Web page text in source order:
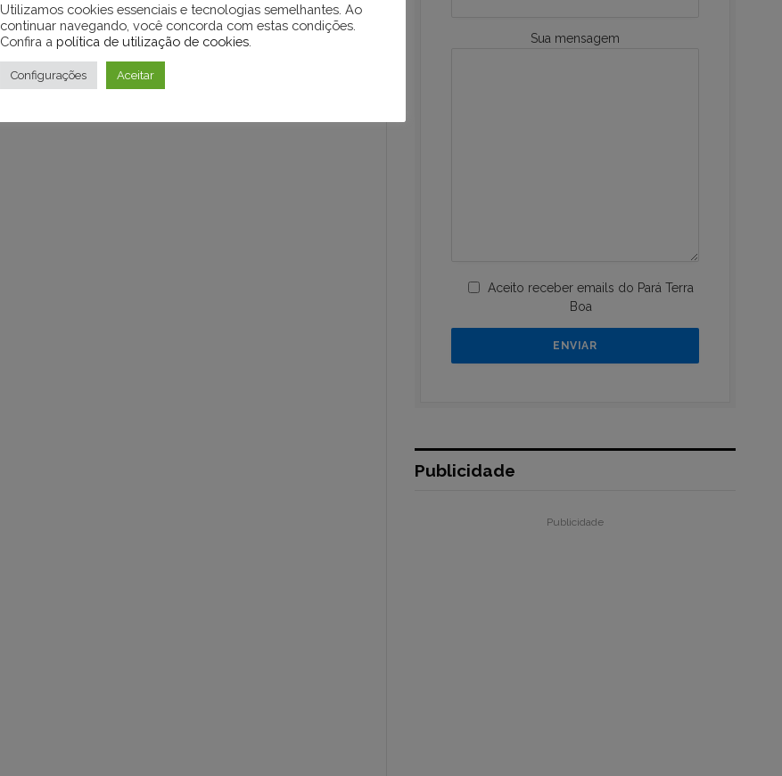
Sua mensagem
Aceito receber emails do Pará Terra
Boa
Publicidade
Publicidade
Utilizamos cookies essenciais e tecnologias semelhantes. Ao
continuar navegando, você concorda com estas condições.
Confira a política de utilização de cookies
Configurações Aceitar